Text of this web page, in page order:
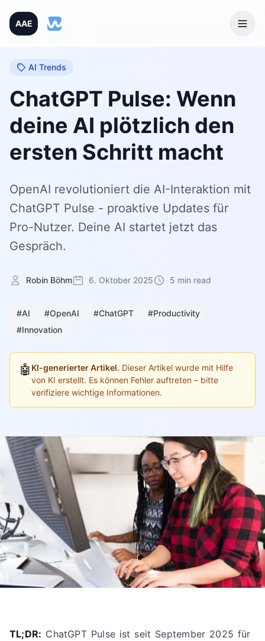
AAE
Home
Blog
AI Trends
ChatGPT Pulse: Wenn
deine AI plötzlich den
ersten Schritt macht
OpenAI revolutioniert die AI-Interaktion mit
ChatGPT Pulse - proaktive Updates für
Pro-Nutzer. Deine AI startet jetzt das
Gespräch.
Robin Böhm 6. Oktober 2025 5 min read
#AI #OpenAI #ChatGPT
#Productivity
#Innovation
🤖 KI-generierter Artikel. Dieser Artikel wurde mit Hilfe
von KI erstellt. Es können Fehler auftreten – bitte
verifiziere wichtige Informationen.
TL;DR: ChatGPT Pulse ist seit September 2025 für